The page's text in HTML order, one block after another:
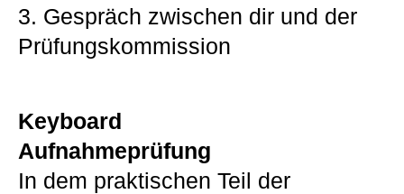
3. Gespräch zwischen dir und der
Prüfungskommission
Keyboard
Aufnahmeprüfung
In dem praktischen Teil der